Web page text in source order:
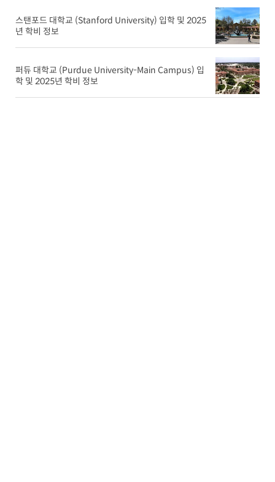
스탠포드 대학교 (Stanford University) 입학 및 2025
년 학비 정보
퍼듀 대학교 (Purdue University-Main Campus) 입
학 및 2025년 학비 정보